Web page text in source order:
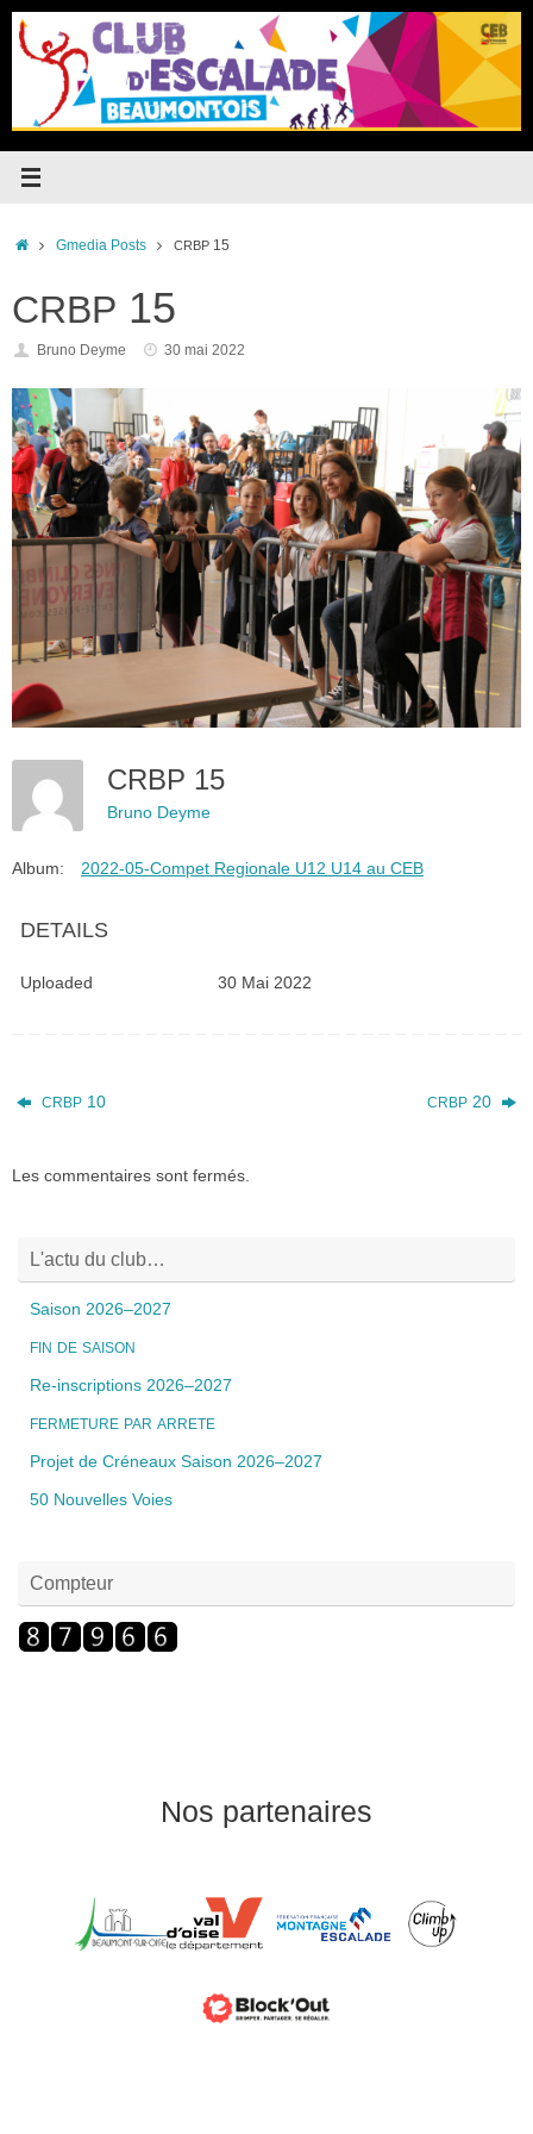
Passer
contenu
Accueil
Gmedia Posts CRBP15
CRBP 15
Bruno Deyme 30 mai 2022
CRBP 15
Bruno Deyme
Album: 2022-05-Compet Regionale U12 U14 au CEB
DETAILS
Uploaded 30 Mai 2022
CRBP 10 CRBP20
Les commentaires sont fermés.
L'actu du club…
Saison 2026–2027
FIN DE SAISON
Re-inscriptions 2026–2027
FERMETURE PAR ARRETE
Projet de Créneaux Saison 2026–2027
50 Nouvelles Voies
Compteur
Nos partenaires